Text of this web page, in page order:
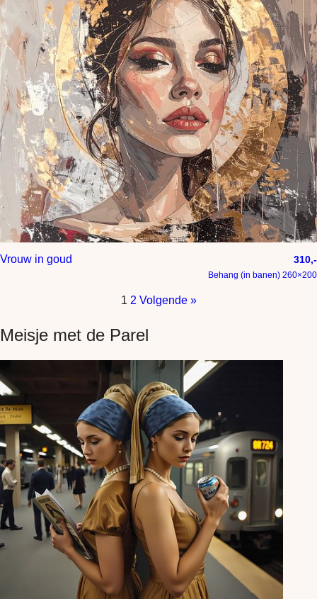
Vrouw in goud 310,-
Behang (in banen) 260×200
1 2 Volgende »
Meisje met de Parel